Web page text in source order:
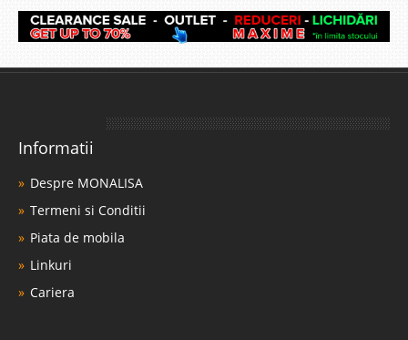
Informatii
Despre MONALISA
Termeni si Conditii
Piata de mobila
Linkuri
Cariera